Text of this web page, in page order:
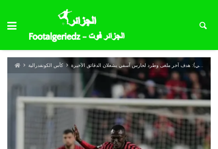
كأس الكونفدرالية كأس الكونفيدرالية الإفريقية (اتحاد العاصمة – أولمبيك آسفي): هدف آخر ملغى وطرد لحارس آسفي يشعلان الدقائق الأخيرة